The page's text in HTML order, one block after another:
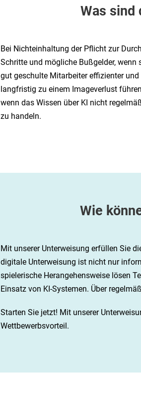
Was sind
Bei Nichteinhaltung der Pflicht zur
Schritte und mögliche Bußgelder,
gut geschulte Mitarbeiter effizienter
langfristig zu einem Imageverlust
wenn das Wissen über KI nicht
zu handeln.
Wie
Mit unserer Unterweisung erfüllen Sie
digitale Unterweisung ist nicht nur
spielerische Herangehensweise lösen
Einsatz von KI-Systemen. Über
Starten Sie jetzt! Mit unserer
Wettbewerbsvorteil.